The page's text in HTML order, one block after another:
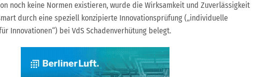
noch keine Normen existieren, wurde die Wirksamkeit und Zuverlässigkeit
durch eine speziell konzipierte Innovationsprüfung („individuelle
Innovationen“) bei VdS Schadenverhütung belegt.